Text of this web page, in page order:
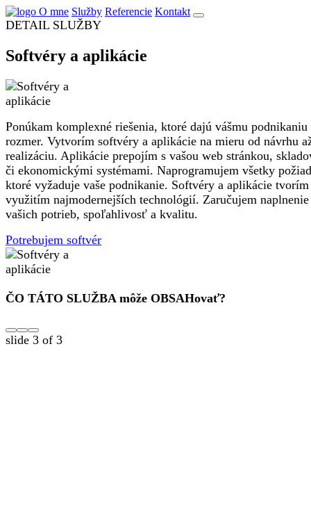
O mne Služby Referencie Kontakt
DETAIL SLUŽBY
Softvéry a aplikácie
Ponúkam komplexné riešenia, ktoré dajú vášmu
rozmer. Vytvorím softvéry a aplikácie na mieru od návrhu
realizáciu. Aplikácie prepojím s vašou web stránkou,
či ekonomickými systémami. Naprogramujem všetky
ktoré vyžaduje vaše podnikanie. Softvéry a aplikácie tvorím
využitím najmodernejších technológií. Zaručujem naplnenie
vašich potrieb, spoľahlivosť a kvalitu.
Potrebujem softvér
ČO TÁTO SLUŽBA môže OBSAHovať?
slide 3 of 3